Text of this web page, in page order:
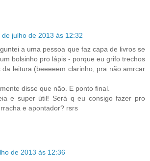
de julho de 2013 às 12:32
a uma pessoa que faz capa de livros se
bolsinho pro lápis - porque eu grifo trechos
da leitura (beeeeem clarinho, pra não amrcar
disse que não. E ponto final.
e super útil! Será q eu consigo fazer pro
e apontador? rsrs
de 2013 às 12:36